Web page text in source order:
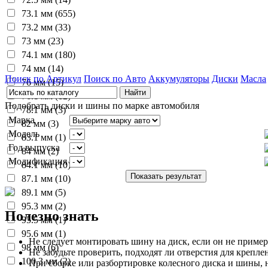
73.1 мм (655)
73.2 мм (33)
73 мм (23)
74.1 мм (180)
74 мм (14)
76 мм (15)
76.1 мм (12)
78.1 мм (3)
82 мм (3)
83.1 мм (1)
84 мм (2)
84.1 мм (10)
87.1 мм (10)
89.1 мм (5)
95.3 мм (2)
95.5 мм (1)
95.6 мм (1)
98 мм (6)
100.3 мм (2)
Поиск по Артикул Поиск по Авто Аккумуляторы Диски Масла
Подобрать диски и шины по марке автомобиля
Марка
Модель
Год выпуска
Модификация
Полезно знать
Не следует монтировать шину на диск, если он не
Не забудьте проверить, подходят ли отверстия для
При сборке или разбортировке колесного диска и шины,